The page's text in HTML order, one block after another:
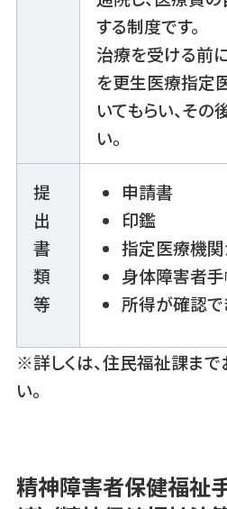
する制度です。
治療を受ける前
を更生医療指定
いてもらい、その
い。
提
出
書
類
等
申請書
印鑑
指定医療機
身体障害者
所得が確認で
※詳しくは、住民福祉課まで
い。
精神障害者保健福祉